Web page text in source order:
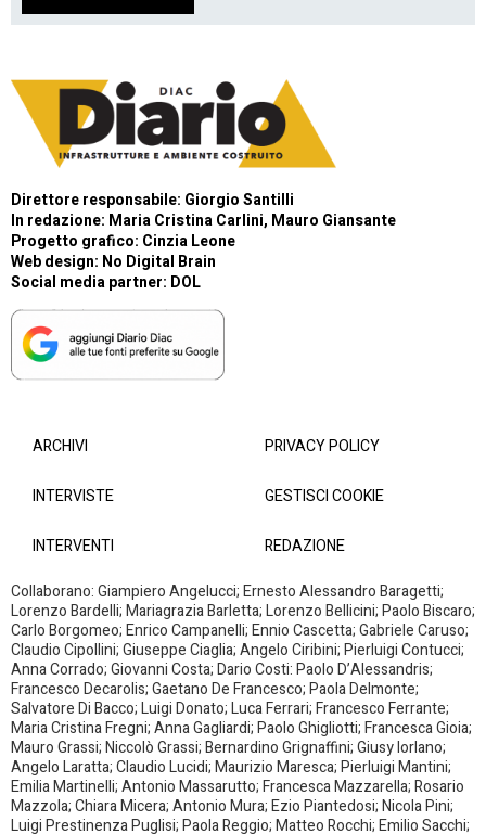
Direttore responsabile: Giorgio Santilli
In redazione: Maria Cristina Carlini, Mauro Giansante
Progetto grafico: Cinzia Leone
Web design: No Digital Brain
Social media partner: DOL
ARCHIVI
INTERVISTE
INTERVENTI
PRIVACY POLICY
GESTISCI COOKIE
REDAZIONE
Collaborano: Giampiero Angelucci; Ernesto Alessandro Baragetti;
Lorenzo Bardelli; Mariagrazia Barletta; Lorenzo Bellicini; Paolo Biscaro;
Carlo Borgomeo; Enrico Campanelli; Ennio Cascetta; Gabriele Caruso;
Claudio Cipollini; Giuseppe Ciaglia; Angelo Ciribini; Pierluigi Contucci;
Anna Corrado; Giovanni Costa; Dario Costi: Paolo D’Alessandris;
Francesco Decarolis; Gaetano De Francesco; Paola Delmonte;
Salvatore Di Bacco; Luigi Donato; Luca Ferrari; Francesco Ferrante;
Maria Cristina Fregni; Anna Gagliardi; Paolo Ghigliotti; Francesca Gioia;
Mauro Grassi; Niccolò Grassi; Bernardino Grignaffini; Giusy Iorlano;
Angelo Laratta; Claudio Lucidi; Maurizio Maresca; Pierluigi Mantini;
Emilia Martinelli; Antonio Massarutto; Francesca Mazzarella; Rosario
Mazzola; Chiara Micera; Antonio Mura; Ezio Piantedosi; Nicola Pini;
Luigi Prestinenza Puglisi; Paola Reggio; Matteo Rocchi; Emilio Sacchi;